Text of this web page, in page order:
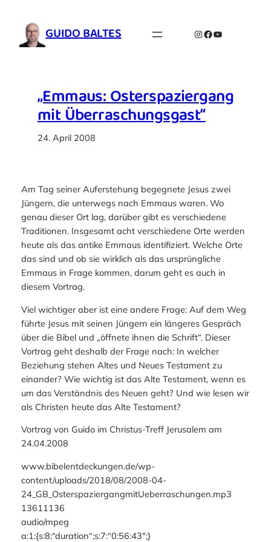
Inhalt
springen GUIDO BALTES Instagram
Facebook
YouTube
„Emmaus: Osterspaziergang
mit Überraschungsgast“
24. April 2008
Am Tag seiner Auferstehung begegnete Jesus zwei
Jüngern, die unterwegs nach Emmaus waren. Wo
genau dieser Ort lag, darüber gibt es verschiedene
Traditionen. Insgesamt acht verschiedene Orte werden
heute als das antike Emmaus identifiziert. Welche Orte
das sind und ob sie wirklich als das ursprüngliche
Emmaus in Frage kommen, darum geht es auch in
diesem Vortrag.
Viel wichtiger aber ist eine andere Frage: Auf dem Weg
führte Jesus mit seinen Jüngern ein längeres Gespräch
über die Bibel und „öffnete ihnen die Schrift“. Dieser
Vortrag geht deshalb der Frage nach: In welcher
Beziehung stehen Altes und Neues Testament zu
einander? Wie wichtig ist das Alte Testament, wenn es
um das Verständnis des Neuen geht? Und wie lesen wir
als Christen heute das Alte Testament?
Vortrag von Guido im Christus-Treff Jerusalem am
24.04.2008
www.bibelentdeckungen.de/wp-
content/uploads/2018/08/2008-04-
24_GB_OsterspaziergangmitUeberraschungen.mp3
13611136
audio/mpeg
a:1:{s:8:“duration“;s:7:“0:56:43″;}